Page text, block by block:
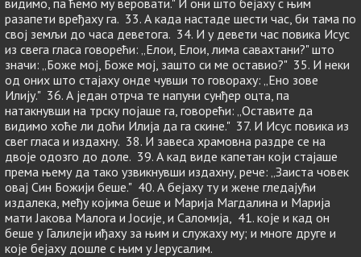
видимо, па ћемо му веровати." И они што бејаху с њим
разапети вређаху га. 33. А када настаде шести час, би тама по
свој земљи до часа деветога. 34. И у девети час повика Исус
из свега гласа говорећи: „Елои, Елои, лима савахтани?" што
значи: „Боже мој, Боже мој, зашто си ме оставио?" 35. И неки
од оних што стајаху онде чувши то говораху: „Ено зове
Илију." 36. А један отрча те напуни сунђер оцта, па
натакнувши на трску појаше га, говорећи: „Оставите да
видимо хоће ли доћи Илија да га скине." 37. И Исус повика из
свег гласа и издахну. 38. И завеса храмовна раздре се на
двоје одозго до доле. 39. А кад виде капетан који стајаше
према њему да тако узвикнувши издахну, рече: „Заиста човек
овај Син Божији беше." 40. А бејаху ту и жене гледајући
издалека, међу којима беше и Марија Магдалина и Марија
мати Јакова Малога и Јосије, и Саломија, 41. које и кад он
беше у Галилеји иђаху за њим и служаху му; и многе друге и
које бејаху дошле с њим у Јерусалим.